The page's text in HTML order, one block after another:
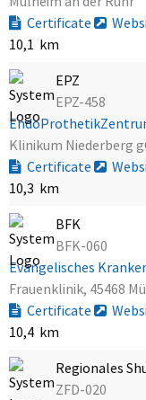
Certificate
10,1 km
EPZ
EPZ-458
Klinikum Niederberg
Certificate
10,3 km
BFK
BFK-060
Evangelisches
Frauenklinik, 45468
Certificate
10,4 km
Regionales
ZFD-020